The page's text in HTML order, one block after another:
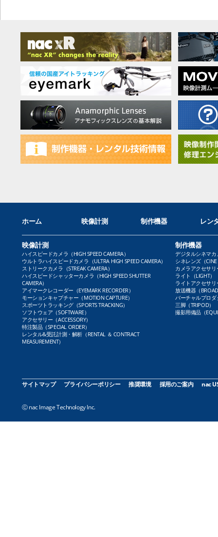
ホーム 映像計測 制作機器 レン
映像計測
ハイスピードカメラ（HIGH SPEED CAMERA）
ウルトラハイスピードカメラ（ULTRA HIGH SPEED CAMERA）
ストリークカメラ（STREAK CAMERA）
ハイスピードシャッターカメラ（HIGH SPEED SHUTTER
CAMERA）
アイマークレコーダー（EYEMARK RECORDER）
モーションキャプチャー（MOTION CAPTURE）
スポーツトラッキング（SPORTS TRACKING）
ソフトウェア（SOFTWARE）
アクセサリー（ACCESSORY）
特注製品（SPECIAL ORDER）
レンタル&受託計測・解析（RENTAL ＆ CONTRACT
MEASUREMENT）
制作機器
デジタルシネマカ
シネレンズ（CINE
カメラアクセサリ
ライト（LIGHT）
ライトアクセサリ
放送機器（
バーチャルプロダ
三脚（TRIPOD）
撮影用備品（
サイトマップ プライバシーポリシー 推奨環境 採用のご案内 nac
Ⓒ nac Image Technology Inc.